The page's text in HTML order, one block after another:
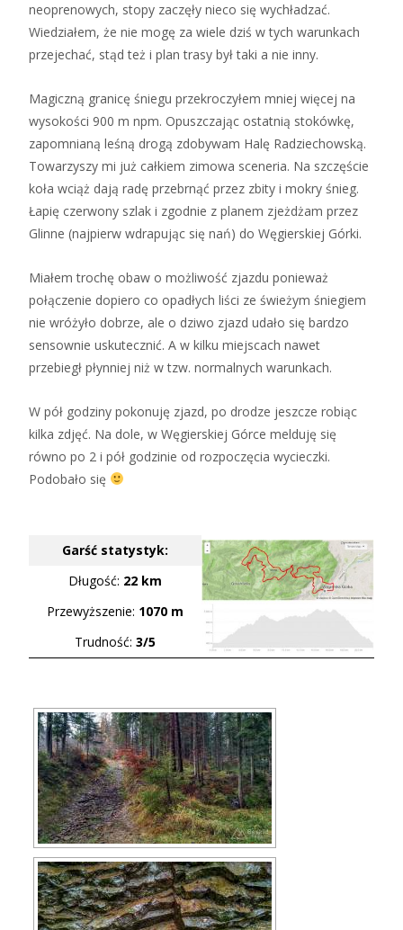
neoprenowych, stopy zaczęły nieco się wychładzać.
Wiedziałem, że nie mogę za wiele dziś w tych warunkach
przejechać, stąd też i plan trasy był taki a nie inny.
Magiczną granicę śniegu przekroczyłem mniej więcej na
wysokości 900 m npm. Opuszczając ostatnią stokówkę,
zapomnianą leśną drogą zdobywam Halę Radziechowską.
Towarzyszy mi już całkiem zimowa sceneria. Na szczęście
koła wciąż dają radę przebrnąć przez zbity i mokry śnieg.
Łapię czerwony szlak i zgodnie z planem zjeżdżam przez
Glinne (najpierw wdrapując się nań) do Węgierskiej Górki.
Miałem trochę obaw o możliwość zjazdu ponieważ
połączenie dopiero co opadłych liści ze świeżym śniegiem
nie wróżyło dobrze, ale o dziwo zjazd udało się bardzo
sensownie uskutecznić. A w kilku miejscach nawet
przebiegł płynniej niż w tzw. normalnych warunkach.
W pół godziny pokonuję zjazd, po drodze jeszcze robiąc
kilka zdjęć. Na dole, w Węgierskiej Górce melduję się
równo po 2 i pół godzinie od rozpoczęcia wycieczki.
Podobało się
Garść statystyk:
Długość: 22 km
Przewyższenie: 1070 m
Trudność: 3/5